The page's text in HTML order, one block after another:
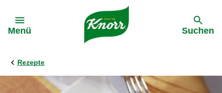
Menü Suchen
Rezepte